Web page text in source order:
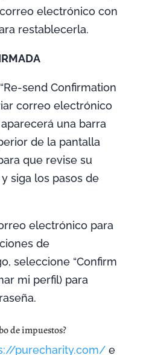
electrónico con
restablecerla.
send Confirmation
correo electrónico
una barra
de la pantalla
que revise su
siga los pasos de
electrónico para
de
seleccione “Confirm
mi perfil) para
de impuestos?
purecharity.com/e